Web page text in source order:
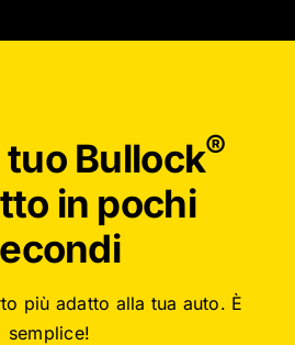
tuo Bullock®
in pochi
più adatto alla tua auto. È
semplice!